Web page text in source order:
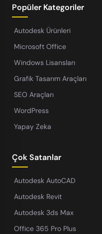
Popüler Kategoriler
Autodesk Ürünleri
Microsoft Office
Windows Lisansları
Grafik Tasarım Araçları
SEO Araçları
WordPress
Yapay Zeka
Çok Satanlar
Autodesk AutoCAD
Autodesk Revit
Autodesk 3ds Max
Office 365 Pro Plus